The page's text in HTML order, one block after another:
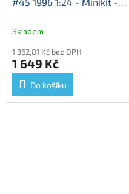
No. 45 Minikit - model
Skladem
1 362,81 Kč bez DPH
1 649 Kč
Do košíku